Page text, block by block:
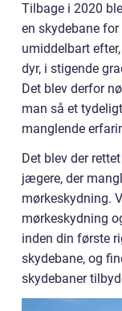
Tilbage i 2020
en skydebane
umiddelbart
dyr, i stigende
Det blev derfor
man så et
manglende
Det blev der
jægere, der
mørkeskydning.
mørkeskydning
inden din første
skydebane, og
skydebaner